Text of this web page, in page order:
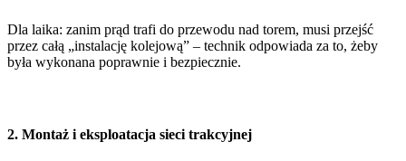
Dla laika: zanim prąd trafi do przewodu nad torem, musi przejść
przez całą „instalację kolejową” – technik odpowiada za to, żeby
była wykonana poprawnie i bezpiecznie.
2. Montaż i eksploatacja sieci trakcyjnej